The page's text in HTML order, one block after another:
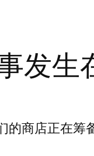
发生
的商店正在筹